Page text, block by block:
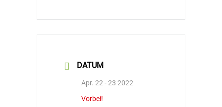
DATUM
Apr. 22 - 23 2022
Vorbei!